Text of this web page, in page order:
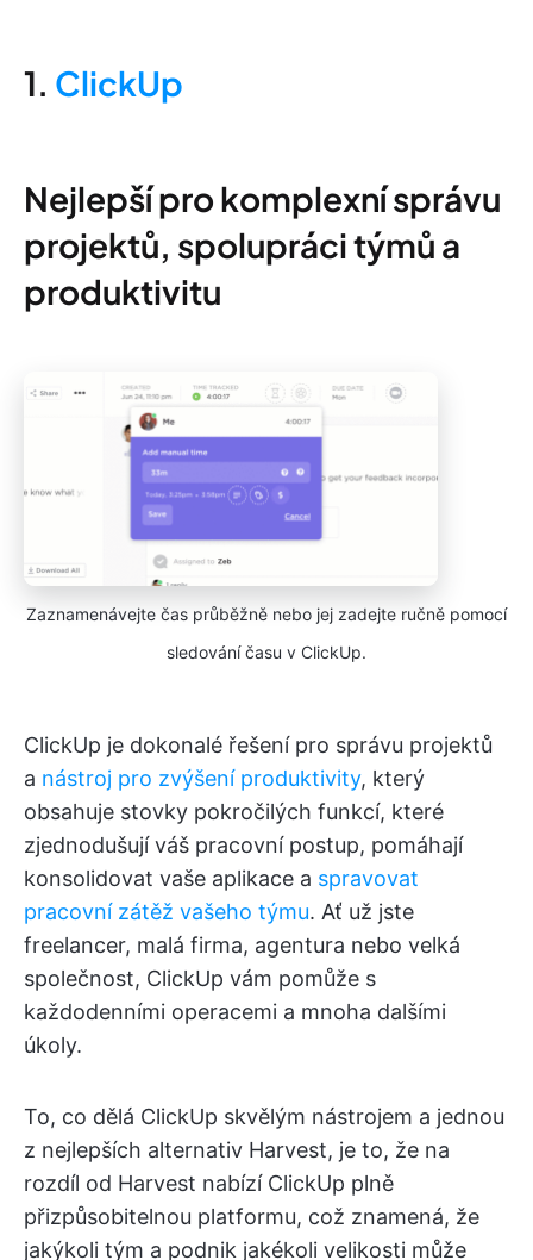
1. ClickUp
Nejlepší pro komplexní správu
projektů, spolupráci týmů a
produktivitu
Zaznamenávejte čas průběžně nebo jej zadejte ručně pomocí
sledování času v ClickUp.
ClickUp je dokonalé řešení pro správu projektů
a nástroj pro zvýšení produktivity, který
obsahuje stovky pokročilých funkcí, které
zjednodušují váš pracovní postup, pomáhají
konsolidovat vaše aplikace a spravovat
pracovní zátěž vašeho týmu. Ať už jste
freelancer, malá firma, agentura nebo velká
společnost, ClickUp vám pomůže s
každodenními operacemi a mnoha dalšími
úkoly.
To, co dělá ClickUp skvělým nástrojem a jednou
z nejlepších alternativ Harvest, je to, že na
rozdíl od Harvest nabízí ClickUp plně
přizpůsobitelnou platformu, což znamená, že
jakýkoli tým a podnik jakékoli velikosti může